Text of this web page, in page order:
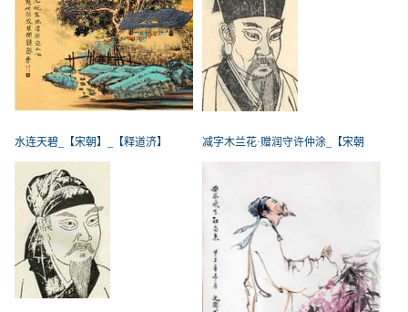
水连天碧_【宋朝】_【释道济】 减字木兰花·赠润守许仲涂_【宋朝